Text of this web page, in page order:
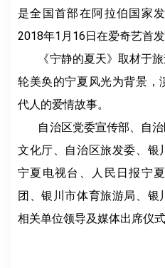
是全国首部在阿拉伯国家
2018年1月16日在爱奇艺首发
《宁静的夏天》取材于旅
轮美奂的宁夏风光为背景，
代人的爱情故事。
自治区党委宣传部、自治
文化厅、自治区旅发委、银
宁夏电视台、人民日报宁
团、银川市体育旅游局、
相关单位领导及媒体出席仪式